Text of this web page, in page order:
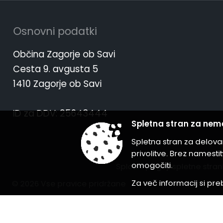
Osnovni podatki
Občina Zagorje ob Savi
Cesta 9. avgusta 5
1410 Zagorje ob Savi
ID za DDV: 25643444
Splošni pogoji spletne strani
Spletna stran za
Spletna stran za
privolitve. Brez
omogočiti.
Za več informacij si